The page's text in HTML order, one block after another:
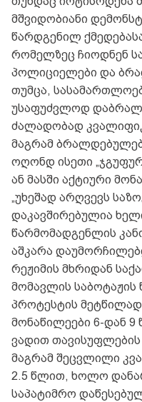
მშვიდობიანი
წარდგენილ
რომელზეც ჩიოდნენ
პოლიციელები და
თუმცა,
უსაფუძვლოდ
ძალადობად
მაგრამ
ოღონდ ისეთი
ან მასში აქტიური
„უხეშად არღვევს
დაკავშირებულია
წარმომადგენლის
აშკარა
რეჟიმის მხრიდან
მომავლის
პროტესტის
მონაწილეები 6-დან
ვადით თავისუფლების
მაგრამ შეცვლილი
2.5 წლით, ხოლო
საპატიმრო